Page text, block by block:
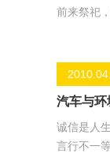
前来祭祀，以寄托对亲人和革
上和平的
汽车与环
诚信是人
言行不一